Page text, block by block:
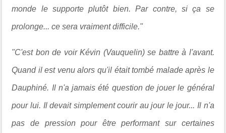
monde le supporte plutôt bien. Par contre, si ça se
prolonge... ce sera vraiment difficile."
"C'est bon de voir Kévin (Vauquelin) se battre à l'avant.
Quand il est venu alors qu'il était tombé malade après le
Dauphiné. Il n'a jamais été question de jouer le général
pour lui. Il devait simplement courir au jour le jour... Il n'a
pas de pression pour être performant sur certaines